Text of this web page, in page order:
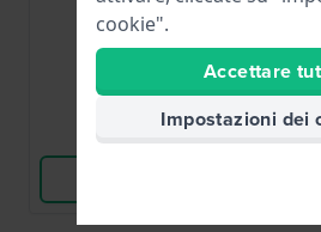
inossidabile
53,00 €
Confronta
cookie".
Accettare
Impostazioni dei